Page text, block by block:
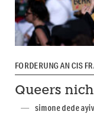
FORDERUNG AN CIS
Queers
simone dede